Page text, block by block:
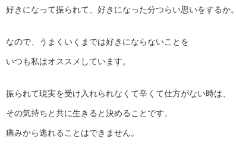
好きになって振られて、好きになった分つらい思いをするか
なので、うまくいくまでは好きにならないことを
いつも私はオススメしています。
振られて現実を受け入れられなくて辛くて仕方がない時は、
その気持ちと共に生きると決めることです。
痛みから逃れることはできません。